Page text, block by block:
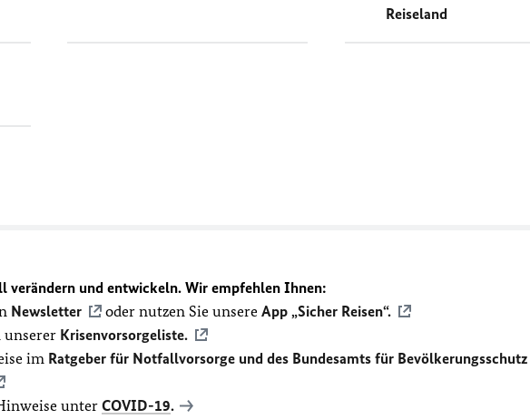
Reiseland
verändern und entwickeln. Wir empfehlen Ihnen:
Newsletter oder nutzen Sie unsere App „Sicher Reisen“.
unserer Krisenvorsorgeliste.
im Ratgeber für Notfallvorsorge und des Bundesamts für Bevölkerungsschutz
unter COVID-19.